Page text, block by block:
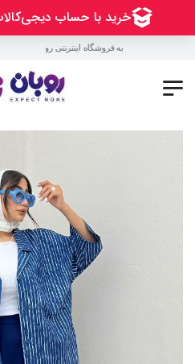
به فروشگاه اینترنتی روبان خوش آمدید !